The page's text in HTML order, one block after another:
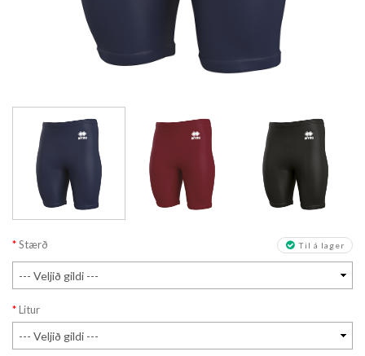
Til á lager
Stærð
Litur